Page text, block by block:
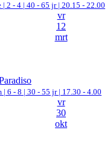
| 2 - 4 | 40 - 65 jr | 20.15 - 22.00
vr
12
mrt
| 6 - 8 | 30 - 55 jr | 17.30 - 4.00
vr
30
okt